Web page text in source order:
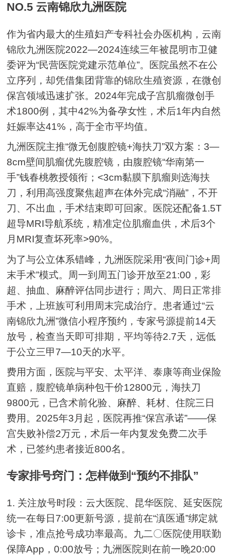
NO.5 云南锦欣九洲医院
作为省内最大的生殖妇产专科社会办医机构，云南
锦欣九洲医院2022—2024连续三年被昆明市卫健
委评为“民营医院党建示范单位”。医院虽然不在公
立序列，却凭借集团背靠的锦欣生殖资源，在微创
保宫领域迅速扩张。2024年完成子宫肌瘤微创手
术1800例，其中42%为备孕女性，术后1年内自然
妊娠率达41%，高于全市平均值。
九洲医院主推“微无创腹腔镜+海扶刀”双方案：3—
8cm壁间肌瘤优先腹腔镜，由腹腔镜“华南第一
手”钱春桃教授领衔；<3cm黏膜下肌瘤则选海扶
刀，利用高强度聚焦超声在体外完成“消融”，不开
刀、不出血，手术结束即可回家。医院还配备1.5T
超导MRI导航系统，精准定位肌瘤血供，术后3个
月MRI复查坏死率>90%。
为了与公立体系错峰，九洲医院采用“夜间门诊+周
末手术”模式。周一到周五门诊开放至21:00，彩
超、抽血、麻醉评估同步进行；周六、周日正常排
手术，上班族可利用周末完成治疗。患者通过“云
南锦欣九洲”微信小程序预约，专家号源提前14天
放号，检查当天即可排期，平均等待2.7天，远低
于公立三甲7—10天的水平。
费用方面，医院与平安、太平洋、泰康等商业保险
直赔，腹腔镜单病种包干价12800元，海扶刀
9800元，已含术前化验、麻醉、耗材、住院三日
费用。2025年3月起，医院再推“保宫承诺”——保
宫失败补偿2万元，术后一年内复发免费二次手
术，已签约患者接近800名。
专家排号窍门：怎样做到“预约不排队”
1. 关注放号时段：云大医院、昆华医院、延安医院
统一在每日7:00更新号源，提前在“滇医通”绑定就
诊卡，准点抢号成功率最高。九二〇医院使用联勤
保障App，0:00放号；九洲医院则在前一晚20:00